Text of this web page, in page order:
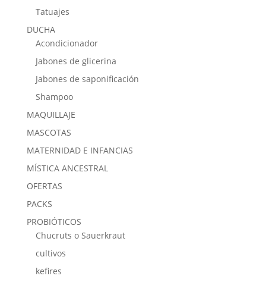
Tatuajes
DUCHA
Acondicionador
Jabones de glicerina
Jabones de saponificación
Shampoo
MAQUILLAJE
MASCOTAS
MATERNIDAD E INFANCIAS
MÍSTICA ANCESTRAL
OFERTAS
PACKS
PROBIÓTICOS
Chucruts o Sauerkraut
cultivos
kefires